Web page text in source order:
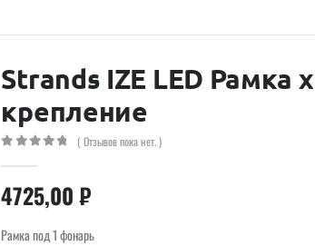
Strands IZE LED Рамка
крепление
( Отзывов пока нет. )
4725,00₽
Рамка под 1 фонарь